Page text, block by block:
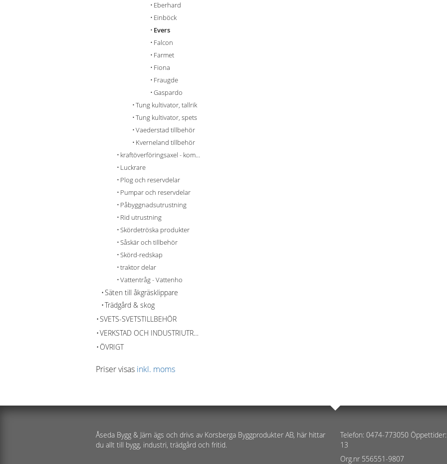
Eberhard
Einböck
Evers
Falcon
Farmet
Fiona
Fraugde
Gaspardo
Tung kultivator, tallrik
Tung kultivator, spets
Vaederstad tillbehör
Kverneland tillbehör
kraftöverföringsaxel - komponenter
Luckrare
Plog och reservdelar
Pumpar och reservdelar
Påbyggnadsutrustning
Rid utrustning
Skördetröska produkter
Såskär och tillbehör
Skörd-redskap
traktor delar
Vattentråg - Vattenho
Säten till åkgräsklippare
Trädgård & skog
SVETS-SVETSTILLBEHÖR
VERKSTAD OCH INDUSTRIUTRUSTNING
ÖVRIGT
Priser visas inkl. moms
Åseda Bygg & Järn ägs och drivs av Korsberga Byggprodukter AB, här hittar
du allt till bygg, industri, trädgård och fritid.
Telefon: 0474-773050
13
Org.nr 556551-9807